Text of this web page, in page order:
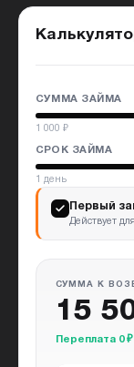
СУММА ЗАЙМА
1 000 ₽
СРОК ЗАЙМА
1 день
Первый
Действует
СУММА К
15
Переплата 0